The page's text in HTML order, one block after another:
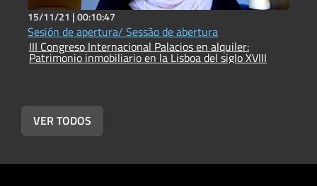
15/11/21 |00:10:47
Sesión de apertura/ Sessão de abertura
III Congreso Internacional Palacios en alquiler:
Patrimonio inmobiliario en la Lisboa del siglo XVIII
VER TODOS